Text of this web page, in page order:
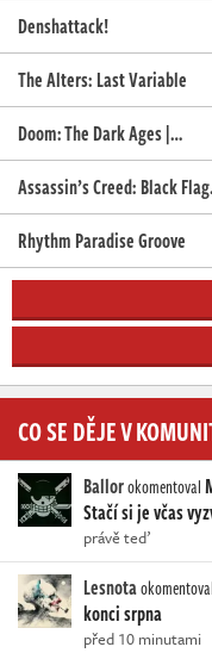
Denshattack!
The Alters: Last Variable
Doom: The Dark Ages |…
Assassin’s Creed: Black
Rhythm Paradise Groove
CO SE DĚJE V
Ballorokomentoval
Stačí si je včas
právě teď
Lesnotaokomentoval
konci srpna
před 10 minutami